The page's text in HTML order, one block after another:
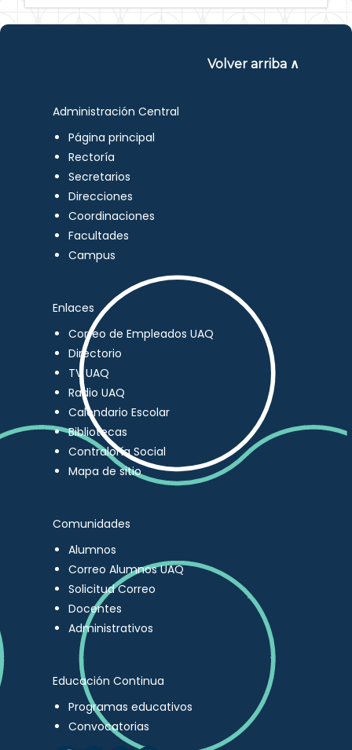
Volver arriba ∧
Administración Central
Página principal
Rectoría
Secretarios
Direcciones
Coordinaciones
Facultades
Campus
Enlaces
Correo de Empleados UAQ
Directorio
TV UAQ
Radio UAQ
Calendario Escolar
Bibliotecas
Contraloría Social
Mapa de sitio
Comunidades
Alumnos
Correo Alumnos UAQ
Solicitud Correo
Docentes
Administrativos
Educación Continua
Programas educativos
Convocatorias